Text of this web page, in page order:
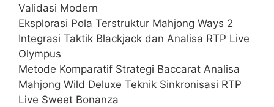
Validasi Modern
Eksplorasi Pola Terstruktur Mahjong Ways 2
Integrasi Taktik Blackjack dan Analisa RTP Live
Olympus
Metode Komparatif Strategi Baccarat Analisa
Mahjong Wild Deluxe Teknik Sinkronisasi RTP
Live Sweet Bonanza